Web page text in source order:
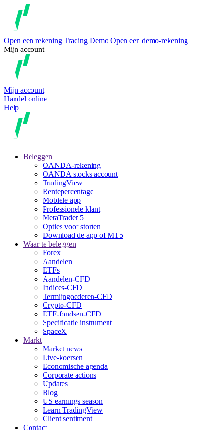
Open een rekening Trading Demo Open een demo-rekening
Mijn account
Mijn account
Handel online
Help
Beleggen
OANDA-rekening
OANDA stocks account
TradingView
Rentepercentage
Mobiele app
Professionele klant
MetaTrader 5
Opties voor storten
Download de app of MT5
Waar te beleggen
Forex
Aandelen
ETFs
Aandelen-CFD
Indices-CFD
Termijngoederen-CFD
Crypto-CFD
ETF-fondsen-CFD
Specificatie instrument
SpaceX
Markt
Market news
Live-koersen
Economische agenda
Corporate actions
Updates
Blog
US earnings season
Learn TradingView
Client sentiment
Contact